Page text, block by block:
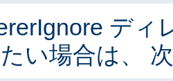
ディ
い場合は、